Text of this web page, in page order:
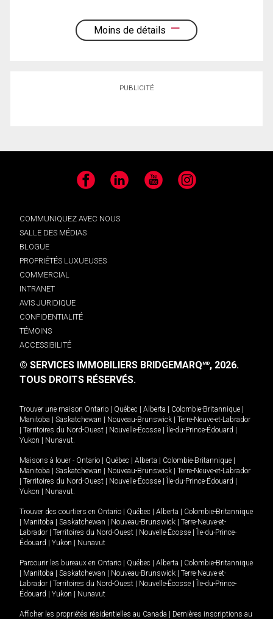
Moins de détails
PUBLICITÉ
Facebook LinkedIn YouTube Instagram
COMMUNIQUEZ AVEC NOUS
SALLE DES MÉDIAS
BLOGUE
PROPRIÉTÉS LUXUEUSES
COMMERCIAL
INTRANET
AVIS JURIDIQUE
CONFIDENTIALITÉ
TÉMOINS
ACCESSIBILITÉ
© SERVICES IMMOBILIERS BRIDGEMARQMD, 2026.
TOUS DROITS RÉSERVÉS.
Trouver une maison Ontario Québec Alberta Colombie-Britannique
Manitoba
Saskatchewan Nouveau-Brunswick
Terre-Neuve-et-Labrador
Territoires du Nord-Ouest Nouvelle-Écosse Île-du-Prince-Édouard
Yukon
Nunavut.
Maisons à louer - Ontario Québec Alberta Colombie-Britannique
Manitoba
Saskatchewan Nouveau-Brunswick
Terre-Neuve-et-Labrador
Territoires du Nord-Ouest Nouvelle-Écosse Île-du-Prince-Édouard
Yukon
Nunavut.
Trouver des courtiers en Ontario Québec Alberta
Colombie-Britannique
Manitoba Saskatchewan Nouveau-Brunswick
Terre-Neuve-et-
Labrador
Territoires du Nord-Ouest Nouvelle-Écosse
Île-du-Prince-
Édouard
Yukon Nunavut
Parcourir les bureaux en Ontario Québec Alberta
Colombie-Britannique
Manitoba Saskatchewan Nouveau-Brunswick
Terre-Neuve-et-
Labrador
Territoires du Nord-Ouest Nouvelle-Écosse
Île-du-Prince-
Édouard
Yukon Nunavut
Afficher les propriétés résidentielles au Canada
Dernières inscriptions au